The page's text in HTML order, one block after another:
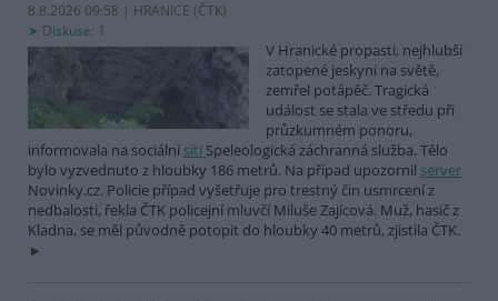
8.8.2026 09:58 | HRANICE (ČTK)
Diskuse: 1
V Hranické propasti, nejhlubší
zatopené jeskyni na světě,
zemřel potápěč. Tragická
událost se stala ve středu při
průzkumném ponoru,
informovala na sociální síti Speleologická záchranná služba. Tělo
bylo vyzvednuto z hloubky 186 metrů. Na případ upozornil server
Novinky.cz. Policie případ vyšetřuje pro trestný čin usmrcení z
nedbalosti, řekla ČTK policejní mluvčí Miluše Zajícová. Muž, hasič z
Kladna, se měl původně potopit do hloubky 40 metrů, zjistila ČTK.